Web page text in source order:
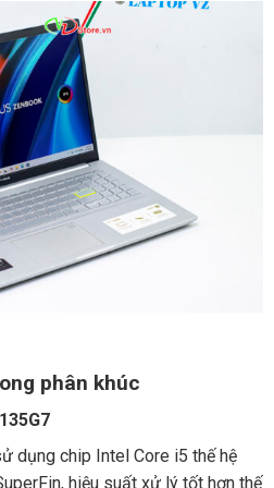
phân khúc
dụng chip Intel Core i5 thế hệ
hiệu suất xử lý tốt hơn thế